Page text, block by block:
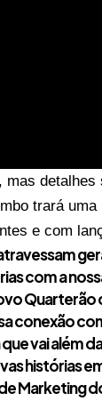
detalhes
trará
e com
com a
Quarterão
conexão
vai além
histórias
Marketing